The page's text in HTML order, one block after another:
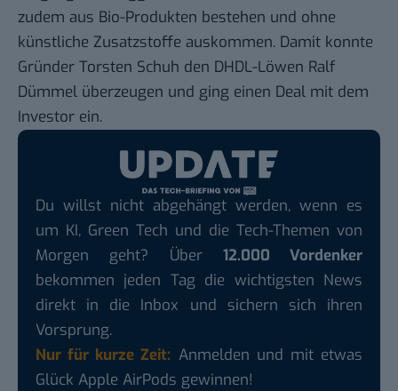
zudem aus Bio-Produkten bestehen und ohne
künstliche Zusatzstoffe auskommen. Damit konnte
Gründer Torsten Schuh den DHDL-Löwen Ralf
Dümmel überzeugen und ging einen Deal mit dem
Investor ein.
Du willst nicht abgehängt werden, wenn es
um KI, Green Tech und die Tech-Themen von
Morgen geht? Über 12.000 Vordenker
bekommen jeden Tag die wichtigsten News
direkt in die Inbox und sichern sich ihren
Vorsprung.
Nur für kurze Zeit: Anmelden und mit etwas
Glück Apple AirPods gewinnen!